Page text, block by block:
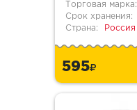
Торговая марка:
Срок хранения:
Страна:
Россия
595